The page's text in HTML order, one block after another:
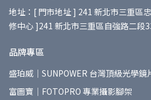
地址：[ 門市地址 ] 241 新北市三重
修中心 ]241 新北市三重區自強路二段
品牌專區
盛珀威｜SUNPOWER 台灣頂級光學鏡
富圖寶｜FOTOPRO 專業攝影腳架